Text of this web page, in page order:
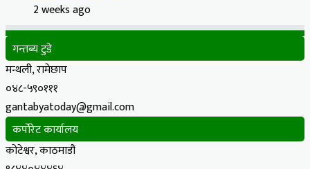
2 weeks ago
गन्तब्य टुडे
मन्थली, रामेछाप
०४८-५९०१११
gantabyatoday@gmail.com
कर्पोरेट कार्यालय
कोटेश्वर, काठमाडौं